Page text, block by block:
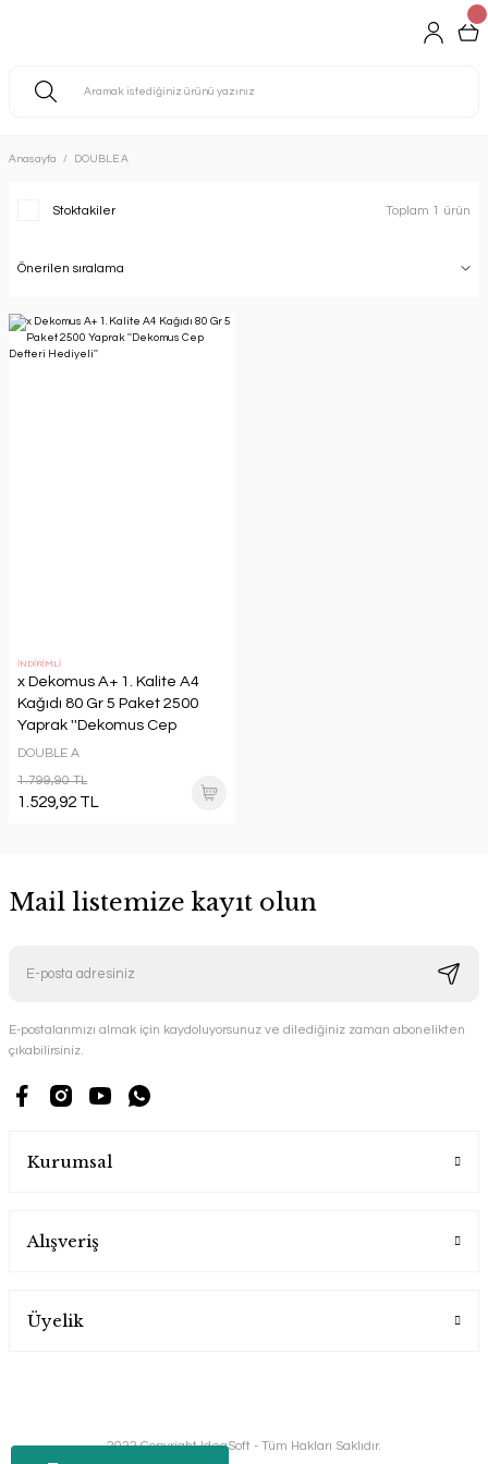
Anasayfa DOUBLE A
Stoktakiler Toplam 1 ürün
İNDİRİMLİ
x Dekomus A+ 1. Kalite A4
Kağıdı 80 Gr 5 Paket 2500
Yaprak ''Dekomus Cep
Defteri Hediyeli''
DOUBLE A
1.799,90 TL
1.529,92 TL
Mail listemize kayıt olun
E-postalarımızı almak için kaydoluyorsunuz ve dilediğiniz zaman abonelikten
çıkabilirsiniz.
Kurumsal
Alışveriş
Üyelik
2022 Copyright IdeaSoft - Tüm Hakları Saklıdır.